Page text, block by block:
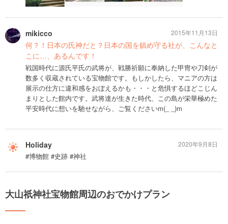
mikicco
何？！日本の氏神だと？日本の国を鎮め守る社が、こんなと
こに…、あるんです！
戦国時代に源氏平氏の武将が、戦勝祈願に奉納した甲冑や刀剣が
数多く収蔵されている宝物館です。もしかしたら、マニアの方は
展示の仕方に違和感をおぼえるかも・・・と危惧するほどこじん
まりとした館内です。武将達が生きた時代、この島が栄華極めた
平安時代に想いを馳せながら、ご覧くださいm(_ _)m
2015年11月13日
Holiday
#博物館 #史跡 #神社
2020年9月8日
大山祇神社宝物館周辺のおでかけプラン